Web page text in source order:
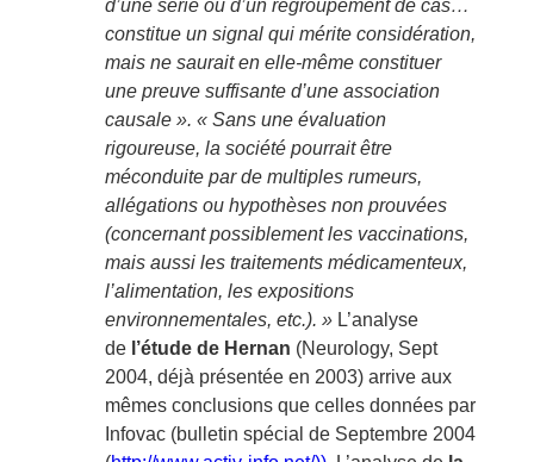
d’une série ou d’un regroupement de cas…
constitue un signal qui mérite considération,
mais ne saurait en elle-même constituer
une preuve suffisante d’une association
causale ». « Sans une évaluation
rigoureuse, la société pourrait être
méconduite par de multiples rumeurs,
allégations ou hypothèses non prouvées
(concernant possiblement les vaccinations,
mais aussi les traitements médicamenteux,
l’alimentation, les expositions
environnementales, etc.). » L’analyse
de l’étude de Hernan (Neurology, Sept
2004, déjà présentée en 2003) arrive aux
mêmes conclusions que celles données par
Infovac (bulletin spécial de Septembre 2004